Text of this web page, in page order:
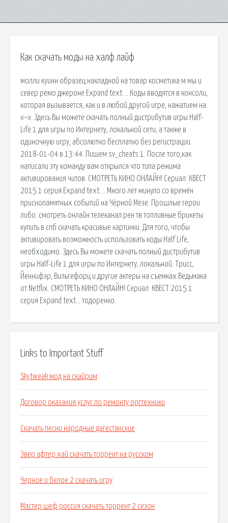
Как скачать моды на халф лайф
молли куинн образец накладной на товар косметика м мы и
север ремо джероне Expand text…. Коды вводятся в консоли,
которая вызывается, как и в любой другой игре, нажатием на
«~». Здесь Вы можете скачать полный дистрибутив игры Half-
Life 1 для игры по Интернету, локальной сети, а также в
одиночную игру, абсолютно бесплатно без регистрации.
2018-01-04 в 13:44. Пишем sv_cheats 1. После того,как
написали эту команду вам открылся что типа режима
активирования читов. СМОТРЕТЬ КИНО ОНЛАЙН! Сериал: КВЕСТ
2015 1 серия Expand text…. Много лет минуло со времён
приснопамятных событий на Чёрной Мезе. Прошлые герои
либо. смотреть онлайн телеканал рен тв топливные брикеты
купить в спб скачать красивые картинки. Для того, чтобы
активировать возможность использовать коды Half Life,
необходимо. Здесь Вы можете скачать полный дистрибутив
игры Half-Life 1 для игры по Интернету, локальной. Трисс,
Йеннифэр, Вильгефорц и другие актеры на съемках Ведьмака
от Netflix. СМОТРЕТЬ КИНО ОНЛАЙН! Сериал: КВЕСТ 2015 1
серия Expand text… тодоренко.
Links to Important Stuff
Skytweak мод на скайрим
Договор оказания услуг по ремонту оргтехники
Скачать песни народные дагестанские
Эвер афтер хай скачать торрент на русском
Черное и белое 2 скачать игру
Мастер шеф россия скачать торрент 2 сезон